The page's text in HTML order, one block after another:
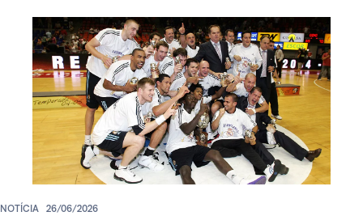
NOTÍCIA 26/06/2026